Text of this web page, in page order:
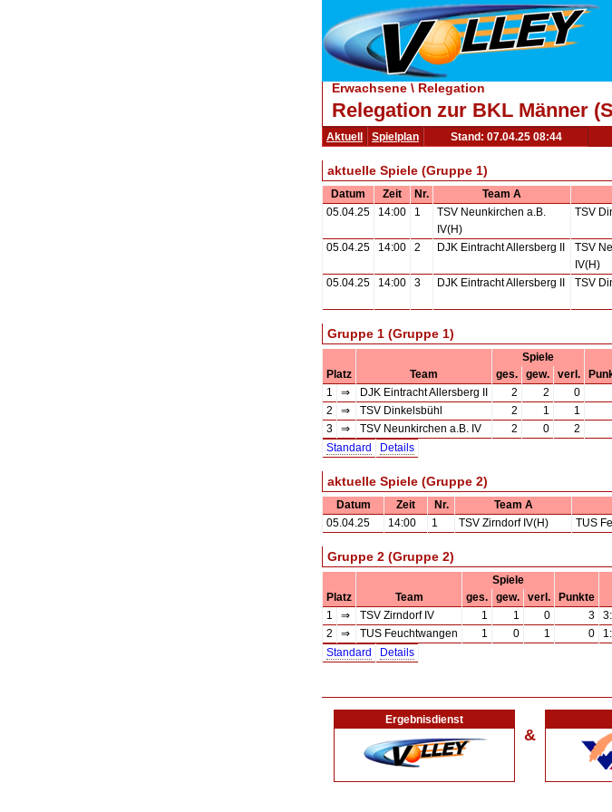
Erwachsene \ Relegation
Relegation zur BKL Männer
Aktuell Spielplan Stand: 07.04.25 08:44
aktuelle Spiele (Gruppe 1)
Datum Zeit Nr. Team A
05.04.25
14:00 1
TSV Neunkirchen a.B.
IV(H)
TSV
05.04.25 14:00 2 DJK Eintracht Allersberg II
TSV
IV(H)
05.04.25 14:00 3 DJK Eintracht Allersberg II TSV
Gruppe 1 (Gruppe 1)
Spiele
Platz
Team ges. gew. verl.
1
⇒ DJK Eintracht Allersberg II 2 2 0
2
⇒ TSV Dinkelsbühl 2 1 1
3
⇒ TSV Neunkirchen a.B. IV 2 0 2
Standard
Details
aktuelle Spiele (Gruppe 2)
Datum Zeit Nr. Team A
05.04.25
14:00 1 TSV Zirndorf IV(H) TUS
Gruppe 2 (Gruppe 2)
Spiele
Platz
Team ges. gew. verl. Punkte
1
⇒ TSV Zirndorf IV 1 1 0 3
2
⇒ TUS Feuchtwangen 1 0 1 0
Standard
Details
Ergebnisdienst
&